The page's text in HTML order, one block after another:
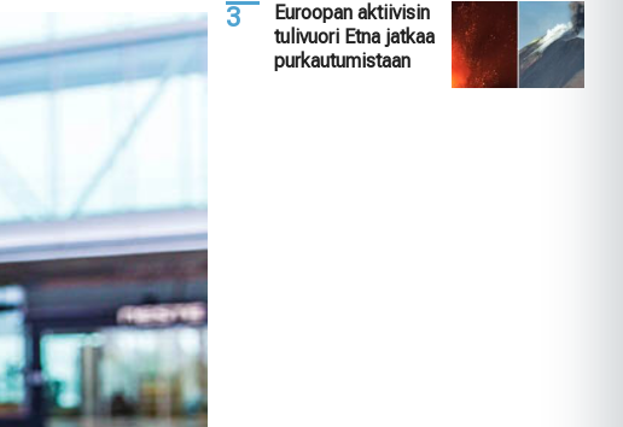
Euroopan aktiivisin
tulivuori Etna jatkaa
purkautumistaan